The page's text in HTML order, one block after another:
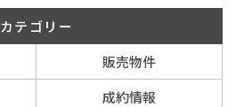
カテゴリー
販売物件
成約情報